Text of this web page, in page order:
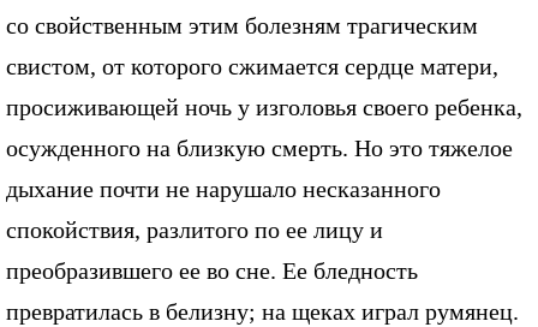
со свойственным этим болезням трагическим
свистом, от которого сжимается сердце матери,
просиживающей ночь у изголовья своего ребенка,
осужденного на близкую смерть. Но это тяжелое
дыхание почти не нарушало несказанного
спокойствия, разлитого по ее лицу и
преобразившего ее во сне. Ее бледность
превратилась в белизну; на щеках играл румянец.